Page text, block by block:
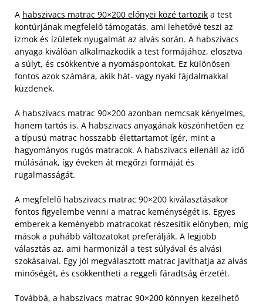
A habszivacs matrac 90×200 előnyei közé tartozik a test
kontúrjának megfelelő támogatás, ami lehetővé teszi az
izmok és ízületek nyugalmát az alvás során. A habszivacs
anyaga kiválóan alkalmazkodik a test formájához, elosztva
a súlyt, és csökkentve a nyomáspontokat. Ez különösen
fontos azok számára, akik hát- vagy nyaki fájdalmakkal
küzdenek.
A habszivacs matrac 90×200 azonban nemcsak kényelmes,
hanem tartós is. A habszivacs anyagának köszönhetően ez
a típusú matrac hosszabb élettartamot ígér, mint a
hagyományos rugós matracok. A habszivacs ellenáll az idő
múlásának, így éveken át megőrzi formáját és
rugalmasságát.
A megfelelő habszivacs matrac 90×200 kiválasztásakor
fontos figyelembe venni a matrac keménységét is. Egyes
emberek a keményebb matracokat részesítik előnyben, míg
mások a puhább változatokat preferálják. A legjobb
választás az, ami harmonizál a test súlyával és alvási
szokásaival. Egy jól megválasztott matrac javíthatja az alvás
minőségét, és csökkentheti a reggeli fáradtság érzetét.
Továbbá, a habszivacs matrac 90×200 könnyen kezelhető